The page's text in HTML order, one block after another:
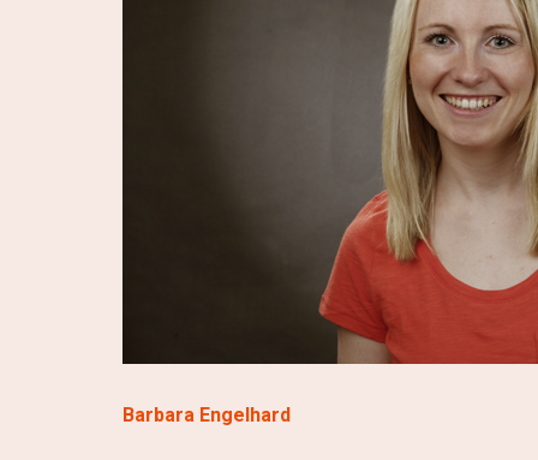
Barbara Engelhard